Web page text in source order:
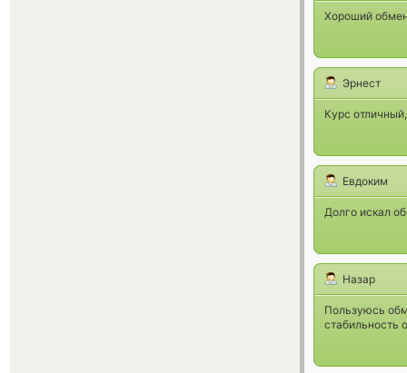
Хороший
Эрнест
Курс
Евдоким
Долго искал
Назар
Пользуюсь
стабильность